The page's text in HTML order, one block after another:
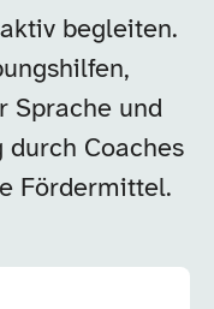
begleiten.
Sprache und
Coaches
Fördermittel.